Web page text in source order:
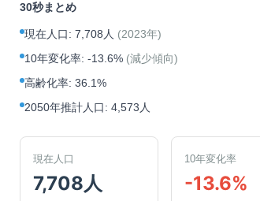
30秒まとめ
現在人口: 7,708人 (2023年)
10年変化率: -13.6% (減少傾向)
高齢化率: 36.1%
2050年推計人口: 4,573人
現在人口
7,708人
10年変化率
-13.6%